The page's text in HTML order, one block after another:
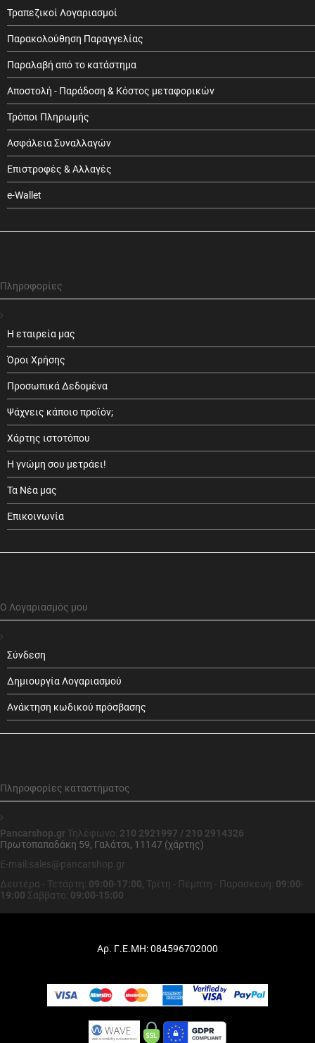
Τραπεζικοί Λογαριασμοί
Παρακολούθηση Παραγγελίας
Παραλαβή από το κατάστημα
Αποστολή - Παράδοση & Κόστος μεταφορικών
Τρόποι Πληρωμής
Ασφάλεια Συναλλαγών
Επιστροφές & Αλλαγές
e-Wallet
Πληροφορίες
Η εταιρεία μας
Όροι Χρήσης
Προσωπικά Δεδομένα
Ψάχνεις κάποιο προϊόν;
Χάρτης ιστοτόπου
Η γνώμη σου μετράει!
Τα Νέα μας
Επικοινωνία
Ο Λογαριασμός μου
Σύνδεση
Δημιουργία Λογαριασμού
Ανάκτηση κωδικού πρόσβασης
Πληροφορίες καταστήματος
Pancarshop.gr Τηλέφωνο: 210 2921997 / 210 2914326
Πρωτοπαπαδάκη 59, Γαλάτσι, 11147 (χάρτης)
E-mail:sales@pancarshop.gr
Δευτέρα - Τετάρτη: 09:00-17:00, Τρίτη - Πέμπτη - Παρασκευή: 09:00-
19:00 Σάββατο: 09:00-15:00
Αρ. Γ.Ε.ΜΗ: 084596702000